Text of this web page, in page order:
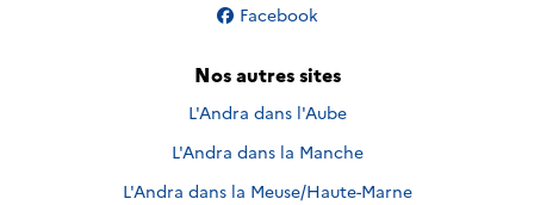
Nous suivre sur
Facebook
Nos autres sites
L'Andra dans l'Aube
L'Andra dans la Manche
L'Andra dans la Meuse/Haute-Marne